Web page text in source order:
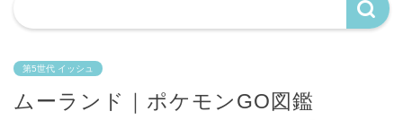
第5世代 イッシュ
ムーランド｜ポケモンGO図鑑